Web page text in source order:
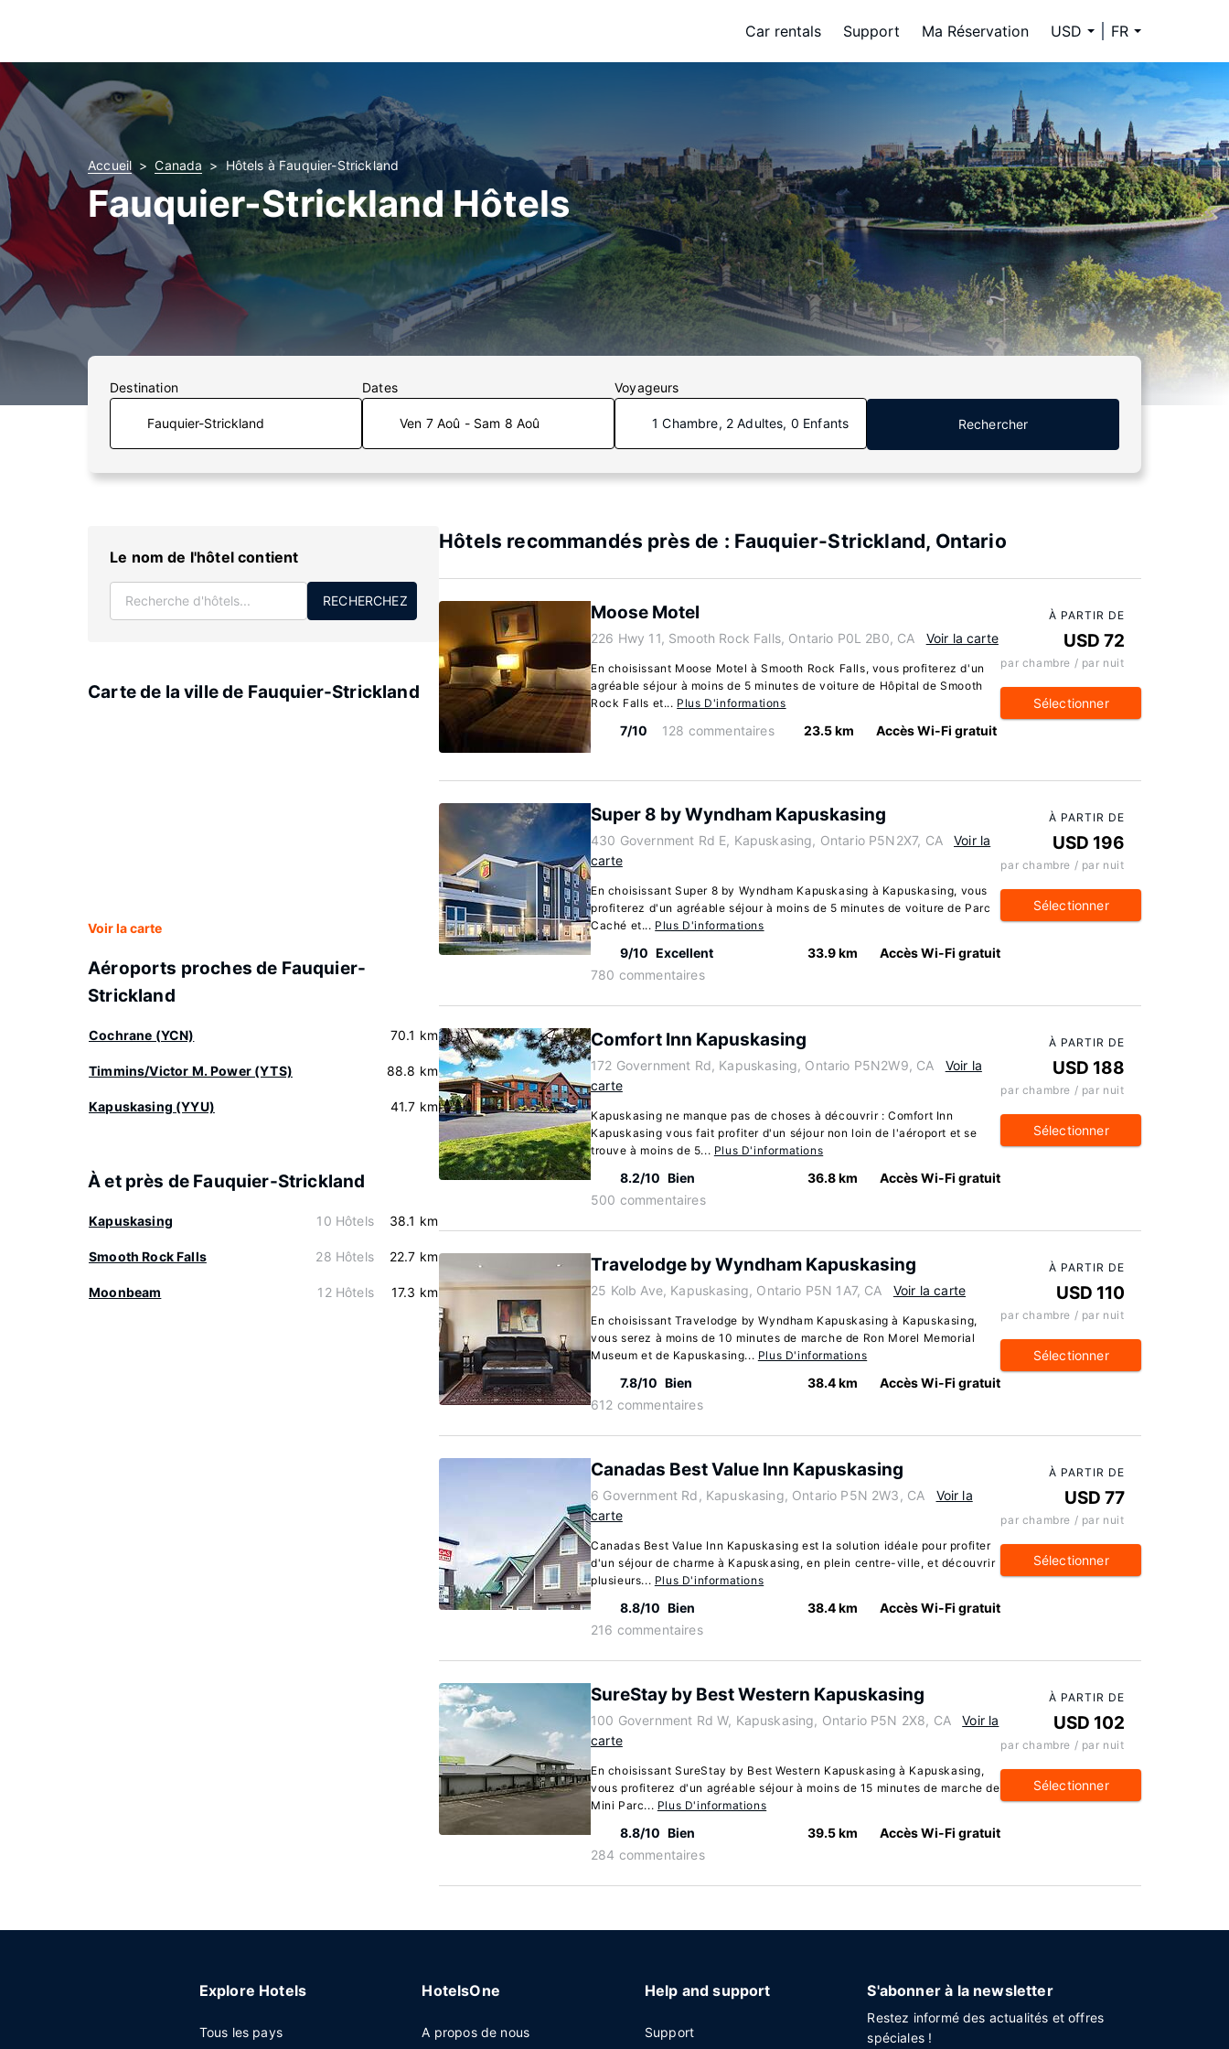
Car rentals Support Ma Réservation USD FR
Accueil Canada Hôtels à Fauquier-Strickland
Fauquier-Strickland Hôtels
Destination Dates
Ven 7 Aoû - Sam 8 Aoû
Voyageurs
1 Chambre, 2 Adultes, 0 Enfants Rechercher
Le nom de l'hôtel contient
RECHERCHEZ
Carte de la ville de Fauquier-Strickland
Voir la carte
Aéroports proches de Fauquier-
Strickland
Cochrane (YCN) 70.1 km
Timmins/Victor M. Power (YTS) 88.8 km
Kapuskasing (YYU) 41.7 km
À et près de Fauquier-Strickland
Kapuskasing 10 Hôtels 38.1 km
Smooth Rock Falls 28 Hôtels 22.7 km
Moonbeam 12 Hôtels 17.3 km
Hôtels recommandés près de : Fauquier-Strickland, Ontario
Moose Motel
226 Hwy 11, Smooth Rock Falls, Ontario P0L 2B0, CA Voir la carte
En choisissant Moose Motel à Smooth Rock Falls, vous profiterez d'un
agréable séjour à moins de 5 minutes de voiture de Hôpital de Smooth
Rock Falls et... Plus D'informations
7/10 128 commentaires 23.5 km Accès Wi-Fi gratuit
À PARTIR DE
USD 72
par chambre / par nuit
Sélectionner
Super 8 by Wyndham Kapuskasing
430 Government Rd E, Kapuskasing, Ontario P5N2X7, CA
Voir la
carte
En choisissant Super 8 by Wyndham Kapuskasing à Kapuskasing, vous
profiterez d'un agréable séjour à moins de 5 minutes de voiture de Parc
Caché et... Plus D'informations
9/10 Excellent
780 commentaires
33.9 km Accès Wi-Fi gratuit
À PARTIR DE
USD 196
par chambre / par nuit
Sélectionner
Comfort Inn Kapuskasing
172 Government Rd, Kapuskasing, Ontario P5N2W9, CA
Voir la
carte
Kapuskasing ne manque pas de choses à découvrir : Comfort Inn
Kapuskasing vous fait profiter d'un séjour non loin de l'aéroport et se
trouve à moins de 5... Plus D'informations
8.2/10 Bien
500 commentaires
36.8 km Accès Wi-Fi gratuit
À PARTIR DE
USD 188
par chambre / par nuit
Sélectionner
Travelodge by Wyndham Kapuskasing
25 Kolb Ave, Kapuskasing, Ontario P5N 1A7, CA Voir la carte
En choisissant Travelodge by Wyndham Kapuskasing à Kapuskasing,
vous serez à moins de 10 minutes de marche de Ron Morel Memorial
Museum et de Kapuskasing... Plus D'informations
7.8/10 Bien
612 commentaires
38.4 km Accès Wi-Fi gratuit
À PARTIR DE
USD 110
par chambre / par nuit
Sélectionner
Canadas Best Value Inn Kapuskasing
6 Government Rd, Kapuskasing, Ontario P5N 2W3, CA
Voir la
carte
Canadas Best Value Inn Kapuskasing est la solution idéale pour profiter
d'un séjour de charme à Kapuskasing, en plein centre-ville, et découvrir
plusieurs... Plus D'informations
8.8/10 Bien
216 commentaires
38.4 km Accès Wi-Fi gratuit
À PARTIR DE
USD 77
par chambre / par nuit
Sélectionner
SureStay by Best Western Kapuskasing
100 Government Rd W, Kapuskasing, Ontario P5N 2X8, CA
Voir la
carte
En choisissant SureStay by Best Western Kapuskasing à Kapuskasing,
vous profiterez d'un agréable séjour à moins de 15 minutes de marche de
Mini Parc... Plus D'informations
8.8/10 Bien
284 commentaires
39.5 km Accès Wi-Fi gratuit
À PARTIR DE
USD 102
par chambre / par nuit
Sélectionner
Explore Hotels
Tous les pays
HotelsOne
A propos de nous
Help and support
Support
S'abonner à la newsletter
Restez informé des actualités et offres
spéciales !